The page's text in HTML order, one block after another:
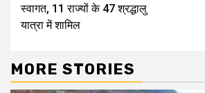
स्वागत, 11 राज्यों के 47 श्रद्धालु
यात्रा में शामिल
MORE STORIES